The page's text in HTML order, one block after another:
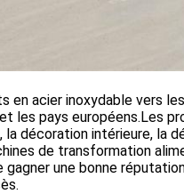
en acier inoxydable vers
les pays européens.Les
décoration intérieure, la
de transformation
gagner une bonne